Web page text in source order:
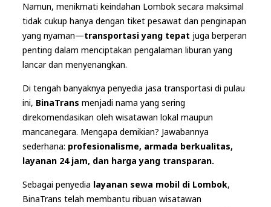
Namun, menikmati keindahan Lombok secara maksimal
tidak cukup hanya dengan tiket pesawat dan penginapan
yang nyaman—transportasi yang tepat juga berperan
penting dalam menciptakan pengalaman liburan yang
lancar dan menyenangkan.
Di tengah banyaknya penyedia jasa transportasi di pulau
ini, BinaTrans menjadi nama yang sering
direkomendasikan oleh wisatawan lokal maupun
mancanegara. Mengapa demikian? Jawabannya
sederhana: profesionalisme, armada berkualitas,
layanan 24 jam, dan harga yang transparan.
Sebagai penyedia layanan sewa mobil di Lombok,
BinaTrans telah membantu ribuan wisatawan